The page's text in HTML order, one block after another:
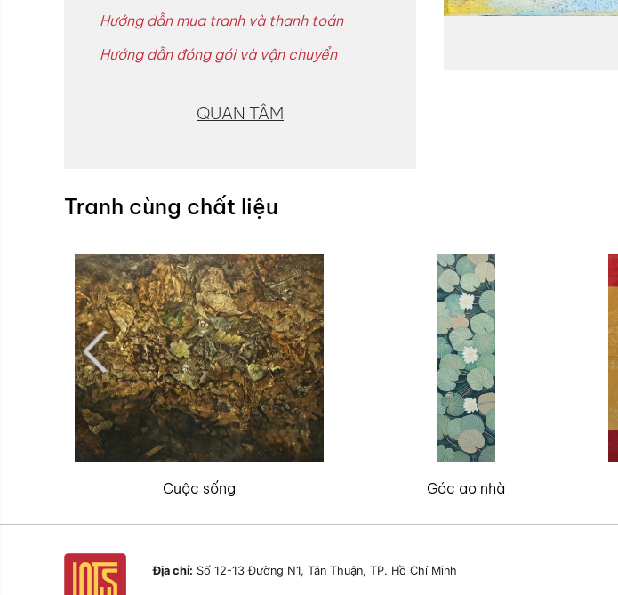
Hướng dẫn mua tranh và thanh toán
Hướng dẫn đóng gói và vận chuyển
QUAN TÂM
Tranh cùng chất liệu
Cuộc sống Góc ao nhà
Địa chỉ: Số 12-13 Đường N1, Tân Thuận, TP. Hồ Chí Minh